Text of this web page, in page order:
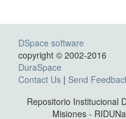
DSpace software
copyright © 2002-2016
DuraSpace
Contact Us | Send
Repositorio Institucional
Misiones -